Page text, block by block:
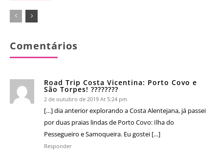
Comentários
Road Trip Costa Vicentina: Porto Covo e
São Torpes! ????????
2 de outubro de 2019 At 5:24 pm
[…] dia anterior explorando a Costa Alentejana, já passei
por duas praias lindas de Porto Covo: Ilha do
Pessegueiro e Samoqueira. Eu gostei […]
Responder